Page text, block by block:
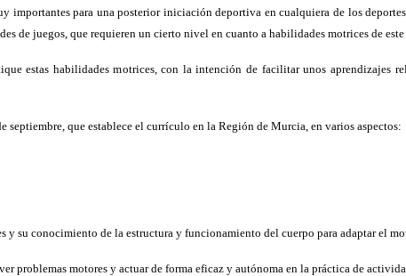
importantes para una posterior iniciación deportiva en cualquiera de los
de juegos, que requieren un cierto nivel en cuanto a habilidades motrices de
estas habilidades motrices, con la intención de facilitar unos aprendizajes
que establece el currículo en la Región de Murcia, en varios aspectos:
y su conocimiento de la estructura y funcionamiento del cuerpo para adaptar el
problemas motores y actuar de forma eficaz y autónoma en la práctica de